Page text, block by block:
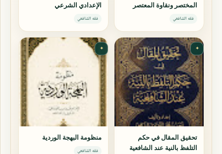
المختصر ونقاوة المعتصر
فقه الشافعي
الإعدادي الشرعي
فقه الشافعي
✦
تحقيق المقال في حكم
التلفظ بالنية عند الشافعية
✦
منظومة البهجة الوردية
فقه الشافعي